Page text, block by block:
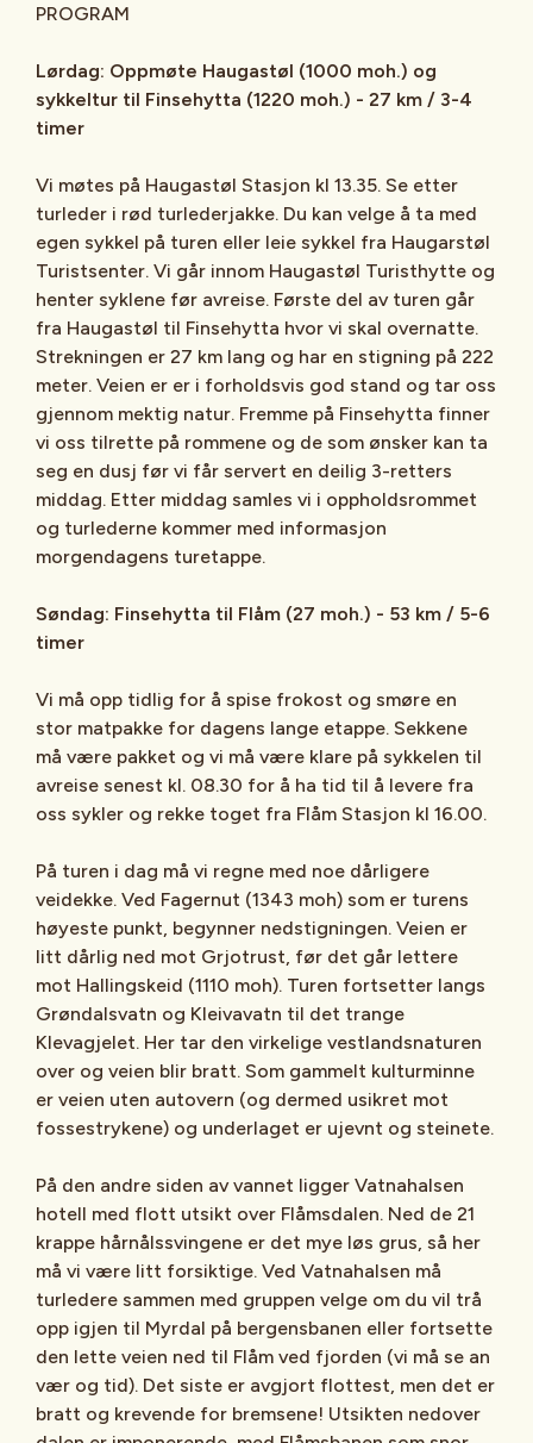
PROGRAM
Lørdag: Oppmøte Haugastøl (1000 moh.) og
sykkeltur til Finsehytta (1220 moh.) - 27 km / 3-4
timer
Vi møtes på Haugastøl Stasjon kl 13.35. Se etter
turleder i rød turlederjakke. Du kan velge å ta med
egen sykkel på turen eller leie sykkel fra Haugarstøl
Turistsenter. Vi går innom Haugastøl Turisthytte og
henter syklene før avreise. Første del av turen går
fra Haugastøl til Finsehytta hvor vi skal overnatte.
Strekningen er 27 km lang og har en stigning på 222
meter. Veien er er i forholdsvis god stand og tar oss
gjennom mektig natur. Fremme på Finsehytta finner
vi oss tilrette på rommene og de som ønsker kan ta
seg en dusj før vi får servert en deilig 3-retters
middag. Etter middag samles vi i oppholdsrommet
og turlederne kommer med informasjon
morgendagens turetappe.
Søndag: Finsehytta til Flåm (27 moh.) - 53 km / 5-6
timer
Vi må opp tidlig for å spise frokost og smøre en
stor matpakke for dagens lange etappe. Sekkene
må være pakket og vi må være klare på sykkelen til
avreise senest kl. 08.30 for å ha tid til å levere fra
oss sykler og rekke toget fra Flåm Stasjon kl 16.00.
På turen i dag må vi regne med noe dårligere
veidekke. Ved Fagernut (1343 moh) som er turens
høyeste punkt, begynner nedstigningen. Veien er
litt dårlig ned mot Grjotrust, før det går lettere
mot Hallingskeid (1110 moh). Turen fortsetter langs
Grøndalsvatn og Kleivavatn til det trange
Klevagjelet. Her tar den virkelige vestlandsnaturen
over og veien blir bratt. Som gammelt kulturminne
er veien uten autovern (og dermed usikret mot
fossestrykene) og underlaget er ujevnt og steinete.
På den andre siden av vannet ligger Vatnahalsen
hotell med flott utsikt over Flåmsdalen. Ned de 21
krappe hårnålssvingene er det mye løs grus, så her
må vi være litt forsiktige. Ved Vatnahalsen må
turledere sammen med gruppen velge om du vil trå
opp igjen til Myrdal på bergensbanen eller fortsette
den lette veien ned til Flåm ved fjorden (vi må se an
vær og tid). Det siste er avgjort flottest, men det er
bratt og krevende for bremsene! Utsikten nedover